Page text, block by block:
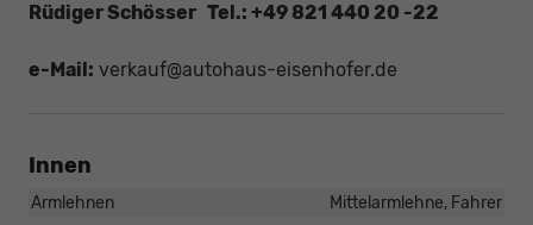
Rüdiger Schösser Tel.: +49 821 440 20 -22
e-Mail: verkauf@autohaus-eisenhofer.de
Innen
Armlehnen
Mittelarmlehne, Fahrer